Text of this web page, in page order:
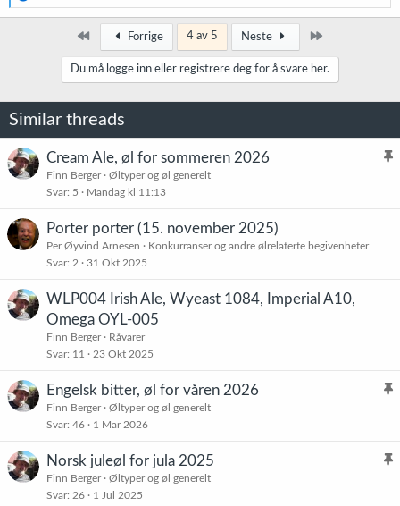
e
a
r
Først Forrige 4 av 5 Neste
Du må logge inn eller registrere deg for å svare her.
Similar threads
K
Cream Ale, øl for sommeren 2026
Finn Berger
Øltyper og øl generelt
Svar 5 Mandag kl 11:13
Porter porter (15. november 2025)
Per Øyvind Arnesen
Konkurranser og andre ølrelaterte begivenheter
Svar 2 31 Okt 2025
WLP004 Irish Ale, Wyeast 1084, Imperial A10,
Omega OYL-005
Finn Berger
Råvarer
Svar 11 23 Okt 2025
K
t
Engelsk bitter, øl for våren 2026
Finn Berger
Øltyper og øl generelt
Svar 46 1 Mar 2026
K
Norsk juleøl for jula 2025
Finn Berger
Øltyper og øl generelt
Svar 26 1 Jul 2025